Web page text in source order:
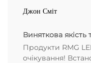
Джон Сміт
Виняткова якість
Продукти RMG
очікування!